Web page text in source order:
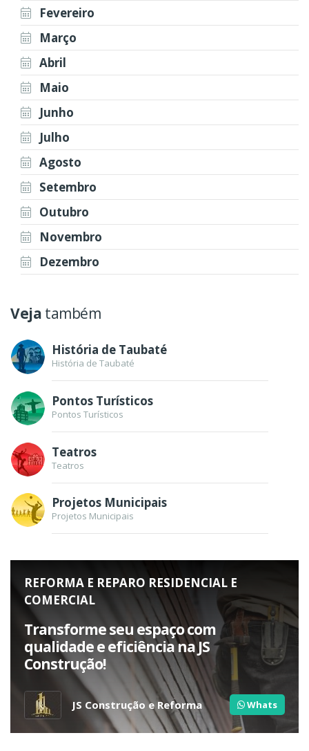
Fevereiro
Março
Abril
Maio
Junho
Julho
Agosto
Setembro
Outubro
Novembro
Dezembro
Veja também
História de Taubaté
História de Taubaté
Pontos Turísticos
Pontos Turísticos
Teatros
Teatros
Projetos Municipais
Projetos Municipais
REFORMA E REPARO RESIDENCIAL E
COMERCIAL
Transforme seu espaço com
qualidade e eficiência na JS
Construção!
JS Construção e Reforma Whats